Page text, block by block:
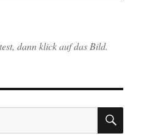
dann klick auf das Bild.